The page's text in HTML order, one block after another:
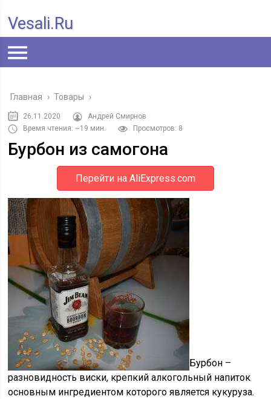
Vesali.ru
Главная › Товары ›
26.11.2020
Андрей Смирнов
Время чтения: ~19 мин.
Просмотров: 8
Бурбон из самогона
Перейти на AliExpress.com
Бурбон –
разновидность виски, крепкий алкогольный напиток
основным ингредиентом которого является кукуруза.